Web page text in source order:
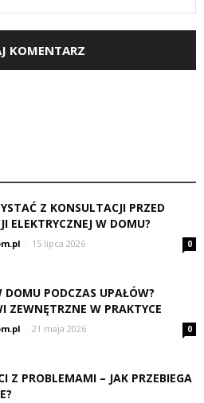
Z KONSULTACJI PRZED
ELEKTRYCZNEJ W DOMU?
- 15 lipca 2026 0
DOMU PODCZAS UPAŁÓW?
ZEWNĘTRZNE W PRAKTYCE
- 21 maja 2026 0
Z PROBLEMAMI – JAK PRZEBIEGA